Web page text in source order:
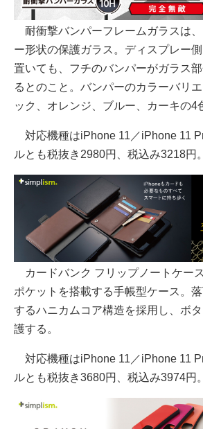
耐衝撃バンパーフレームガラスは
ー形状の保護ガラス。ディスプレー
置いても、フチのバンパーがガラス
るとのこと。バンパーのカラーバリ
ック、オレンジ、ブルー、カーキの4
対応機種はiPhone 11／iPhone 11
ルとも税抜き2980円、税込み3218円。
カードバンク フリップノートケー
ポケットを搭載する手帳型ケース。
するハニカムコア構造を採用し、ボ
護する。
対応機種はiPhone 11／iPhone 11
ルとも税抜き3680円、税込み3974円。